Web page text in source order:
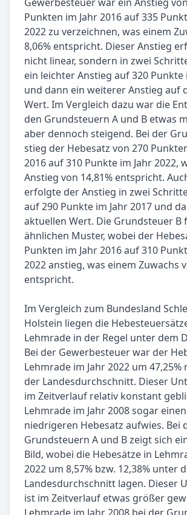
Gewerbesteuer war ein Anstieg
Punkten im Jahr 2016 auf 335
2022 zu verzeichnen, was einem
8,06% entspricht. Dieser Anstieg
nicht linear, sondern in zwei
ein leichter Anstieg auf 320 Punkte
und dann ein weiterer Anstieg auf
Wert. Im Vergleich dazu war die
den Grundsteuern A und B etwas
aber dennoch steigend. Bei der
stieg der Hebesatz von 270
2016 auf 310 Punkte im Jahr 2022,
Anstieg von 14,81% entspricht.
erfolgte der Anstieg in zwei
auf 290 Punkte im Jahr 2017 und
aktuellen Wert. Die Grundsteuer B
ähnlichen Muster, wobei der
Punkten im Jahr 2016 auf 310
2022 anstieg, was einem Zuwachs
entspricht.
Im Vergleich zum Bundesland
Holstein liegen die
Lehmrade in der Regel unter dem
Bei der Gewerbesteuer war der
Lehmrade im Jahr 2022 um
der Landesdurchschnitt. Dieser
im Zeitverlauf relativ konstant
Lehmrade im Jahr 2008 sogar
niedrigeren Hebesatz aufwies. Bei
Grundsteuern A und B zeigt sich
Bild, wobei die Hebesätze in
2022 um 8,57% bzw. 12,38% unter
Landesdurchschnitt lagen. Dieser
ist im Zeitverlauf etwas größer